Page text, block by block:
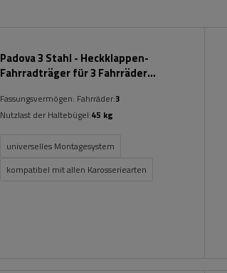
Padova 3 Stahl - Heckklappen-
Fahrradträger für 3 Fahrräder
Fassungsvermögen: Fahrräder:3
Nutzlast der Haltebügel:45 kg
universelles Montagesystem
kompatibel mit allen Karosseriearten